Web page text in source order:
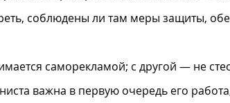
соблюдены ли там меры защиты,
саморекламой; с другой — не
важна в первую очередь его